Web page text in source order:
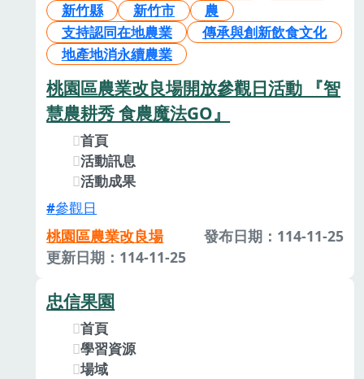
新竹縣
新竹市
農
支持認同在地農業
傳承與創新飲食文化
地產地消永續農業
桃園區農業改良場開放參觀日活動 『智
慧農耕秀 食農魔法GO』
首頁
活動訊息
活動成果
參觀日
桃園區農業改良場
發布日期：114-11-25
更新日期：114-11-25
忠信果園
首頁
學習資源
場域